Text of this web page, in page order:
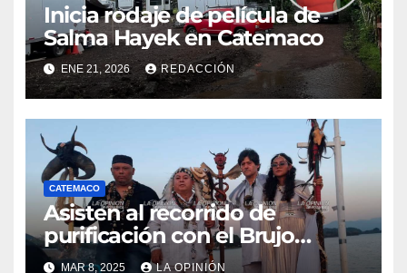
Inicia rodaje de película de
Salma Hayek en Catemaco
ENE 21, 2026 REDACCIÓN
CATEMACO
Asisten al recorrido de
purificación con el Brujo
Mayor
MAR 8, 2025 LA OPINIÓN